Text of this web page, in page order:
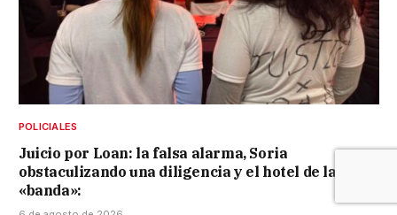
POLICIALES
Juicio por Loan: la falsa alarma, Soria
obstaculizando una diligencia y el hotel de la
«banda»: